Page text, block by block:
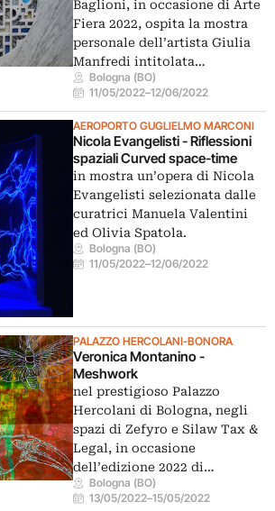
Baglioni, in occasione di Arte
Fiera 2022, ospita la mostra
personale dell’artista Giulia
Manfredi intitolata…
Bologna (BO)
11/05/2022–12/06/2022
AEROPORTO GUGLIELMO MARCONI
Nicola Evangelisti - Riflessioni
spaziali Curved space-time
in mostra un’opera di Nicola
Evangelisti selezionata dalle
curatrici Manuela Valentini
ed Olivia Spatola.
Bologna (BO)
11/05/2022–12/06/2022
PALAZZO HERCOLANI-BONORA
Veronica Montanino -
Meshwork
nel prestigioso Palazzo
Hercolani di Bologna, negli
spazi di Zefyro e Silaw Tax &
Legal, in occasione
dell’edizione 2022 di…
Bologna (BO)
13/05/2022–15/05/2022